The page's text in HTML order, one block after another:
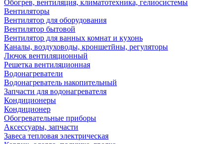
Обогрев, вентиляция, климатотехника, гелиосистемы
Вентиляторы
Вентилятор для оборудования
Вентилятор бытовой
Вентилятор для ванных комнат и кухонь
Каналы, воздуховоды, кроншетйны, регуляторы
Лючок вентиляционный
Решетка вентиляционная
Водонагреватели
Водонагреватель накопительный
Запчасти для водонагревателя
Кондиционеры
Кондиционер
Обогревательные приборы
Аксессуары, запчасти
Завеса тепловая электрическая